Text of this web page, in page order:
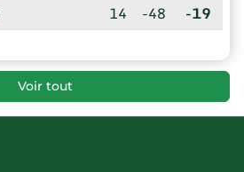
14 -48 -19
Voir tout